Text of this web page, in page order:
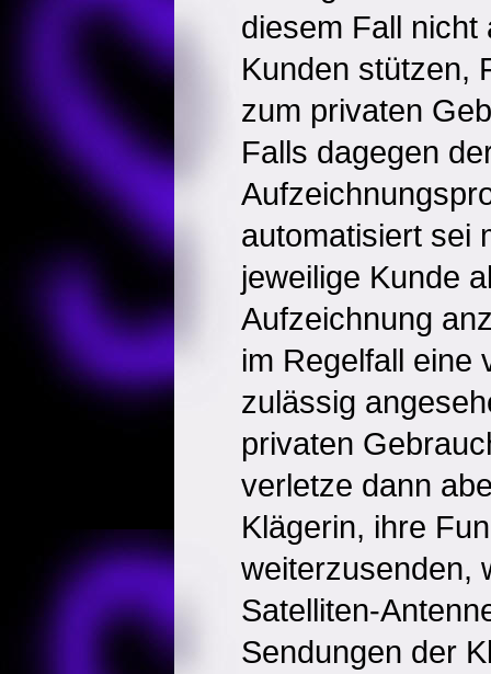
diesem Fall
Kunden stützen,
zum privaten
Falls dagegen
automatisiert sei
jeweilige Kunde
Aufzeichnung
im Regelfall eine
zulässig
privaten
verletze dann
Klägerin, ihre
weiterzusenden,
Satelliten-
Sendungen der